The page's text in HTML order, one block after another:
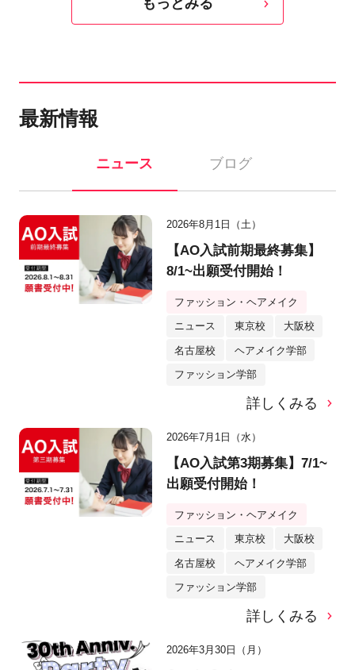
もっとみる
最新情報
ニュース ブログ
2026年8月1日（土）
【AO入試前期最終募集】
8/1~出願受付開始！
ファッション・ヘアメイク
ニュース 東京校 大阪校
名古屋校 ヘアメイク学部
ファッション学部
詳しくみる
2026年7月1日（水）
【AO入試第3期募集】7/1~
出願受付開始！
ファッション・ヘアメイク
ニュース 東京校 大阪校
名古屋校 ヘアメイク学部
ファッション学部
詳しくみる
2026年3月30日（月）